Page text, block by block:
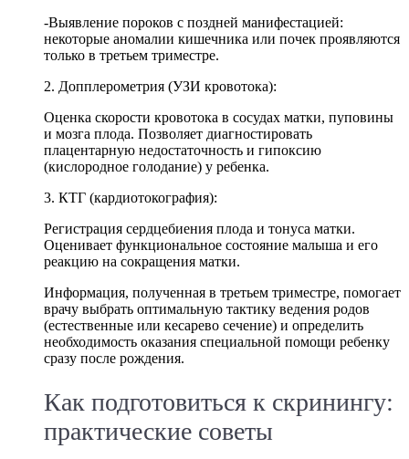
-Выявление пороков с поздней манифестацией:
некоторые аномалии кишечника или почек проявляются
только в третьем триместре.
2. Допплерометрия (УЗИ кровотока):
Оценка скорости кровотока в сосудах матки, пуповины
и мозга плода. Позволяет диагностировать
плацентарную недостаточность и гипоксию
(кислородное голодание) у ребенка.
3. КТГ (кардиотокография):
Регистрация сердцебиения плода и тонуса матки.
Оценивает функциональное состояние малыша и его
реакцию на сокращения матки.
Информация, полученная в третьем триместре, помогает
врачу выбрать оптимальную тактику ведения родов
(естественные или кесарево сечение) и определить
необходимость оказания специальной помощи ребенку
сразу после рождения.
Как подготовиться к скринингу:
практические советы